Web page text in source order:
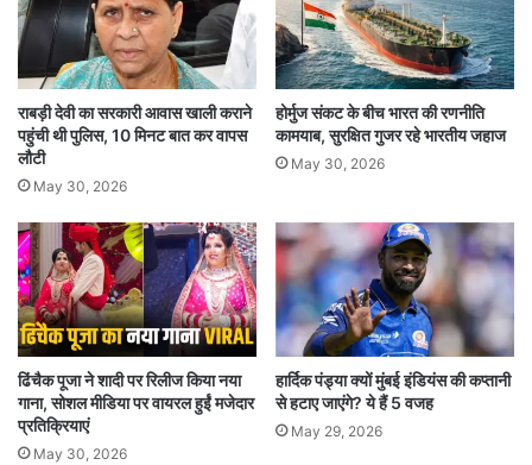
फोगाट ने एक्स पर लिखा, ‘भारतीय रेलवे की सेवा मेरे जीवन
का एक यादगार और गौरवपूर्ण समय रहा है. जीवन के इस
मोड़ पर मैंने स्वयं को रेलवे सेवा से पृथक करने का निर्णय
लेते हुए अपना त्यागपत्र भारतीय रेलवे के सक्षम अधिकारियों
को सौप दिया है. राष्ट्र की सेवा में रेलवे द्वारा मुझे दिये गये
इस अवसर के लिए मैं भारतीय रेलवे परिवार की सदैव आभारी
रहूंगी’
किस सीट से मिल सकता है टिकट ?
सियासी गलियारों में चल रहे कयास के मुताबिक, विनेश
राबड़ी देवी का सरकारी आवास खाली कराने
पहुंची थी पुलिस, 10 मिनट बात कर वापस
लौटी
May 30, 2026
होर्मुज संकट के बीच भारत की रणनीति
कामयाब, सुरक्षित गुजर रहे भारतीय जहाज
May 30, 2026
ढिंचैक पूजा ने शादी पर रिलीज किया नया
गाना, सोशल मीडिया पर वायरल हुईं मजेदार
प्रतिक्रियाएं
May 30, 2026
हार्दिक पंड्या क्यों मुंबई इंडियंस की कप्तानी
से हटाए जाएंगे? ये हैं 5 वजह
May 29, 2026